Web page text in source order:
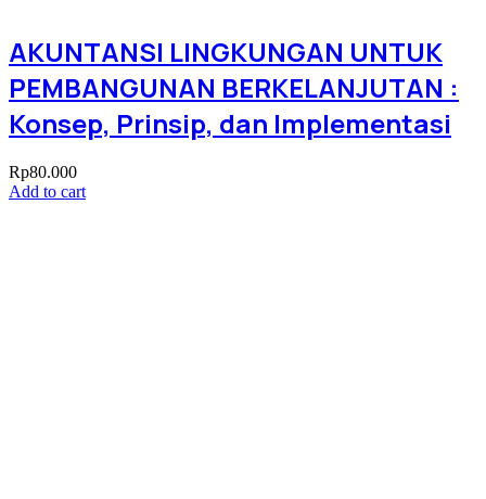
AKUNTANSI LINGKUNGAN UNTUK
PEMBANGUNAN BERKELANJUTAN :
Konsep, Prinsip, dan Implementasi
Rp80.000
Add to cart